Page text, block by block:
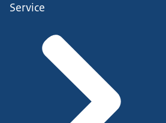
Service